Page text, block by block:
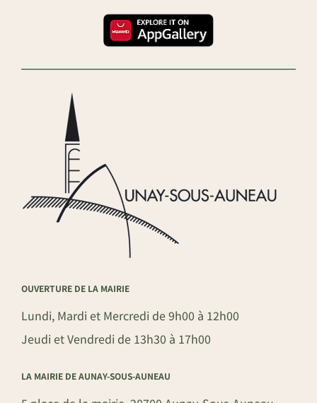
OUVERTURE DE LA MAIRIE
Lundi, Mardi et Mercredi de 9h00 à 12h00
Jeudi et Vendredi de 13h30 à 17h00
LA MAIRIE DE AUNAY-SOUS-AUNEAU